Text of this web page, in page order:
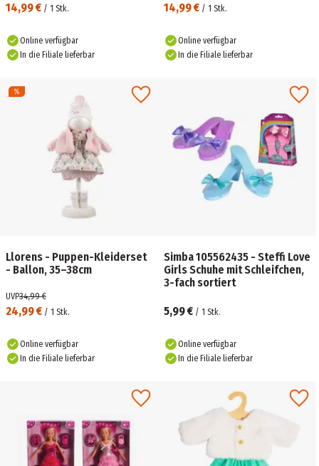
14,99 € / 1 Stk.
Online verfügbar
In die Filiale lieferbar
14,99 € / 1 Stk.
Online verfügbar
In die Filiale lieferbar
Llorens - Puppen-Kleiderset
- Ballon, 35–38cm
24,99 € / 1 Stk.
UVP34,99 €
Online verfügbar
In die Filiale lieferbar
Simba 105562435 - Steffi Love
Girls Schuhe mit Schleifchen,
3-fach sortiert
5,99 € / 1 Stk.
Online verfügbar
In die Filiale lieferbar